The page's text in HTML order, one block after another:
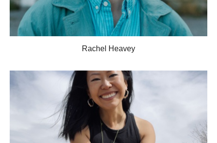
Rachel Heavey